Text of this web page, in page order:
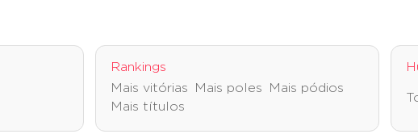
Rankings
Mais vitórias
Mais poles
Mais pódios
Mais títulos